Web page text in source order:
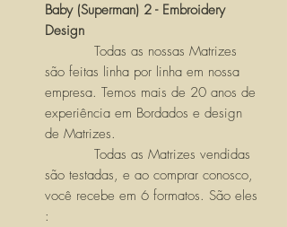
Baby (Superman) 2 - Embroidery
Design
Todas as nossas Matrizes
são feitas linha por linha em nossa
empresa. Temos mais de 20 anos de
experiência em Bordados e design
de Matrizes.
Todas as Matrizes vendidas
são testadas, e ao comprar conosco,
você recebe em 6 formatos. São eles
: